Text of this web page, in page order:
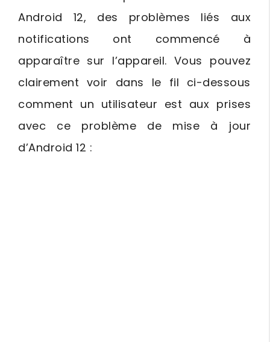
Android 12, des problèmes liés aux
notifications ont commencé à
apparaître sur l’appareil. Vous pouvez
clairement voir dans le fil ci-dessous
comment un utilisateur est aux prises
avec ce problème de mise à jour
d’Android 12 :